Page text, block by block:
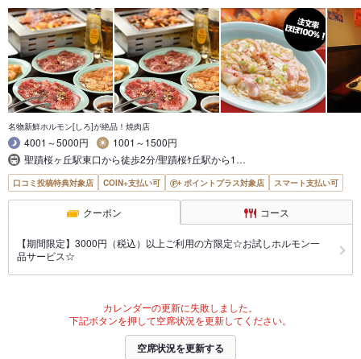
名物新鮮ホルモン[しろ]が絶品！焼肉店
4001～5000円
1001～1500円
聖蹟桜ヶ丘駅東口から徒歩2分/聖蹟桜ｹ丘駅から1…
口コミ投稿特典対象店 COIN+支払い可 ポイントプラス対象店 スマート支払い可
クーポン コース
【期間限定】3000円（税込）以上ご利用の方限定☆お試しホルモン一
品サービス☆
カレンダーの更新に失敗しました。
下記ボタンを押して空席状況を更新してください。
空席状況を更新する